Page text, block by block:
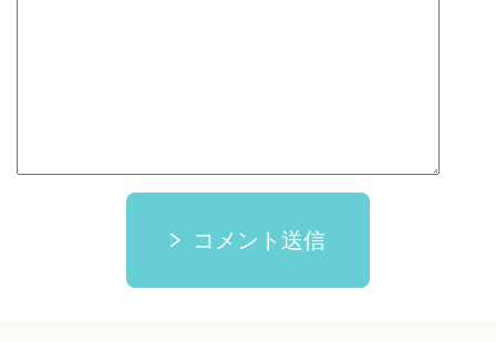
コメント送信